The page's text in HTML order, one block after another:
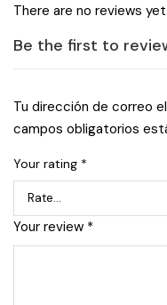
There are no reviews yet.
Be the first to
Tu dirección de correo
campos obligatorios
Your rating *
Your review *